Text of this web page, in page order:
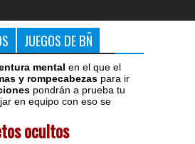
JUEGOS DE BÑ
mental en el que el
y rompecabezas para ir
pondrán a prueba tu
en equipo con eso se
ocultos